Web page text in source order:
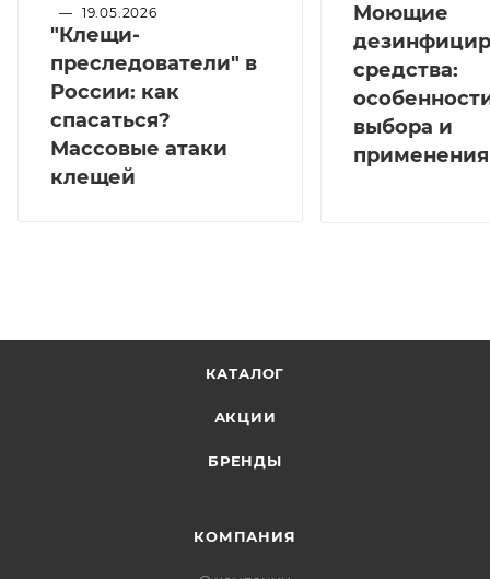
— 19.05.2026
"Клещи-
преследователи" в
России: как
спасаться?
Массовые атаки
клещей
Моющие
средства:
выбора и
применения
КАТАЛОГ
АКЦИИ
БРЕНДЫ
КОМПАНИЯ